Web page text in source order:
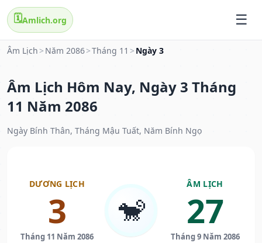
🗓️Amlich.org
Âm Lịch > Năm 2086>Tháng 11 > Ngày 3
Âm Lịch Hôm Nay, Ngày 3 Tháng
11 Năm 2086
Ngày Bính Thân, Tháng Mậu Tuất, Năm Bính Ngọ
DƯƠNG LỊCH
3
Tháng 11 Năm 2086
🐒
ÂM LỊCH
27
Tháng 9 Năm 2086